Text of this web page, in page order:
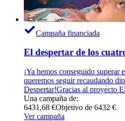
Campaña financiada
El despertar de los
¡Ya hemos conseguido superar
queremos seguir recaudando
Despertar!Gracias al proyecto
Una campaña de:
6431,68 €Objetivo de 6432 €
Ver campaña